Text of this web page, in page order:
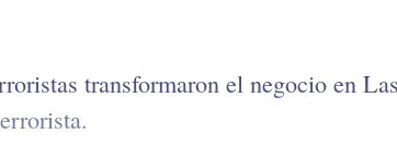
transformaron el negocio en